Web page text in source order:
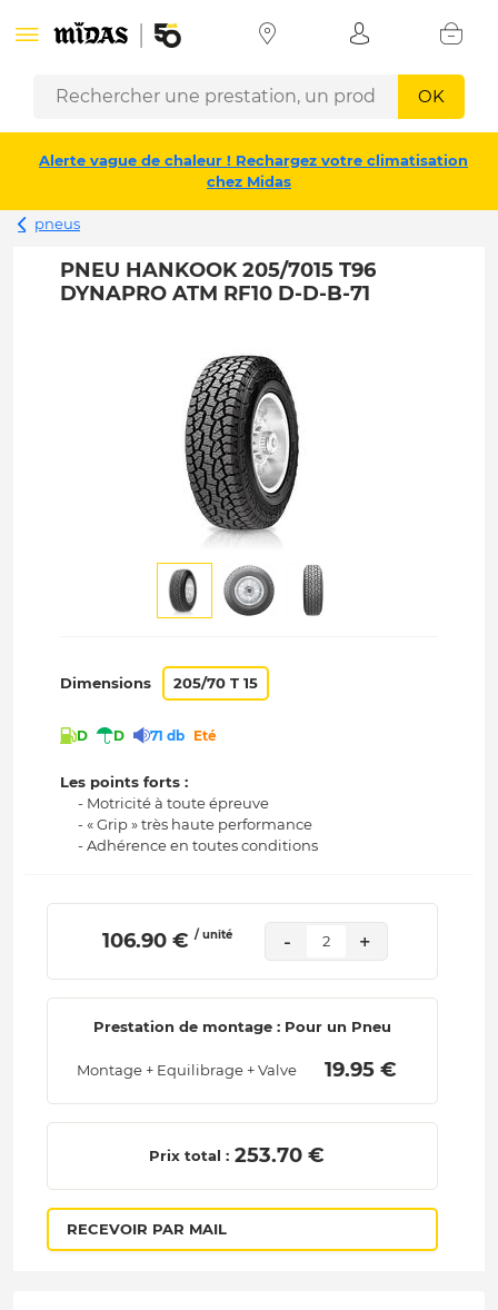
OK
Alerte vague de chaleur ! Rechargez votre climatisation
chez Midas
pneus
PNEU HANKOOK 205/7015 T96
DYNAPRO ATM RF10 D-D-B-71
Dimensions 205/70 T 15
D D 71 db Eté
Les points forts :
- Motricité à toute épreuve
- « Grip » très haute performance
- Adhérence en toutes conditions
106.90 € / unité - 2 +
Prestation de montage : Pour un Pneu
Montage + Equilibrage + Valve 19.95 €
Prix total : 253.70 €
RECEVOIR PAR MAIL